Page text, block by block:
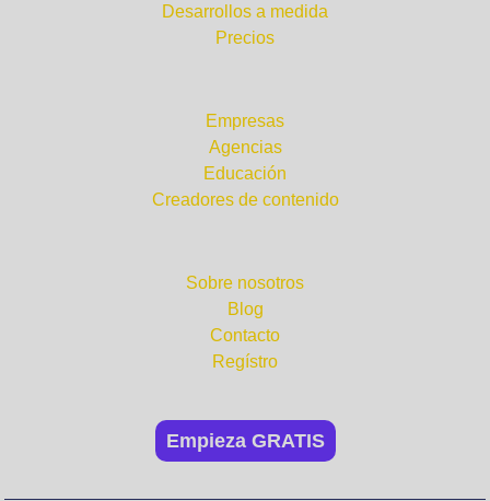
Desarrollos a medida
Precios
Empresas
Agencias
Educación
Creadores de contenido
Sobre nosotros
Blog
Contacto
Regístro
Empieza GRATIS